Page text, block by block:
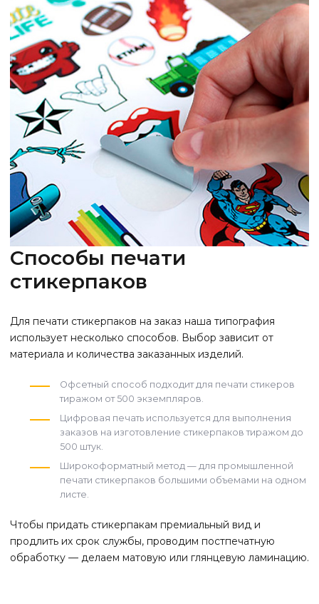
Способы печати
стикерпаков
Для печати стикерпаков на заказ наша типография
использует несколько способов. Выбор зависит от
материала и количества заказанных изделий.
Офсетный способ подходит для печати стикеров
тиражом от 500 экземпляров.
Цифровая печать используется для выполнения
заказов на изготовление стикерпаков тиражом до
500 штук.
Широкоформатный метод — для промышленной
печати стикерпаков большими объемами на одном
листе.
Чтобы придать стикерпакам премиальный вид и
продлить их срок службы, проводим постпечатную
обработку — делаем матовую или глянцевую ламинацию.